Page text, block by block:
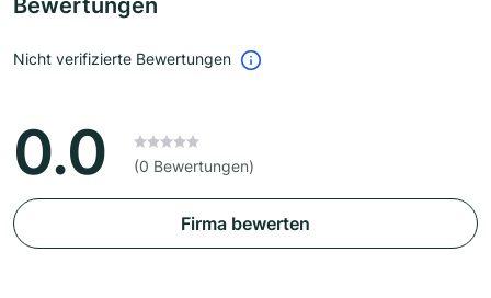
Bewertungen
Nicht verifizierte Bewertungen
0.0 (0 Bewertungen)
Firma bewerten